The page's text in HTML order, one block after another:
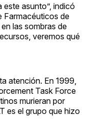
asunto”, indicó
Farmacéuticos de
las sombras de
veremos qué
atención. En 1999,
Task Force
murieran por
es el grupo que hizo